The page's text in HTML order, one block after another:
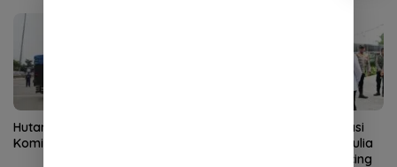
Hutama Karya Tegaskan
Komitmen Zero ODOL
Wakapolri Dorong Inovasi
Personel, Bripda Putra Aulia
Jadi Teladan Green Policing